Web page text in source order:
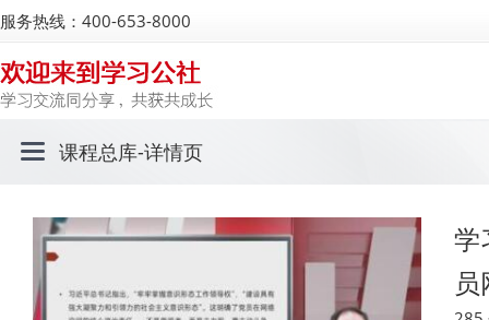
服务热线：400-653-8000
课程总库-详情页
学